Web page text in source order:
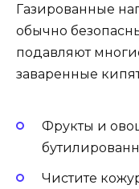
Газированные
обычно
подавляют
заваренные
Фрукты и
Чистите